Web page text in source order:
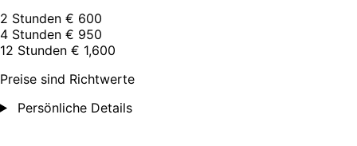
2 Stunden € 600
4 Stunden € 950
12 Stunden € 1,600
Preise sind Richtwerte
Persönliche Details